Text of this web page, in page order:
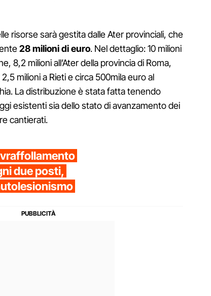
risorse sarà gestita dalle Ater provinciali, che
28 milioni di euro. Nel dettaglio: 10 milioni
8,2 milioni all’Ater della provincia di Roma,
milioni a Rieti e circa 500mila euro al
La distribuzione è stata fatta tenendo
esistenti sia dello stato di avanzamento dei
cantierati.
due posti,